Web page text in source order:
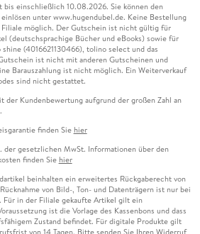
bis einschließlich 10.08.2026. Sie können den
unter www.hugendubel.de. Keine Bestellung
möglich. Der Gutschein ist nicht gültig für
(deutschsprachige Bücher und eBooks) sowie für
(4016621130466), tolino select und das
ist nicht mit anderen Gutscheinen und
Barauszahlung ist nicht möglich. Ein Weiterverkauf
sind nicht gestattet.
der Kundenbewertung aufgrund der großen Zahl an
finden Sie hier
gesetzlichen MwSt. Informationen über den
finden Sie hier
beinhalten ein erweitertes Rückgaberecht von
von Bild-, Ton- und Datenträgern ist nur bei
Für in der Filiale gekaufte Artikel gilt ein
ist die Vorlage des Kassenbons und dass
Zustand befindet. Für digitale Produkte gilt